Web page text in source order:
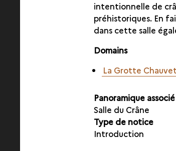
intentionnelle de
préhistoriques. En
dans cette salle
Domains
La Grotte
Panoramique associé
Salle du Crâne
Type de notice
Introduction